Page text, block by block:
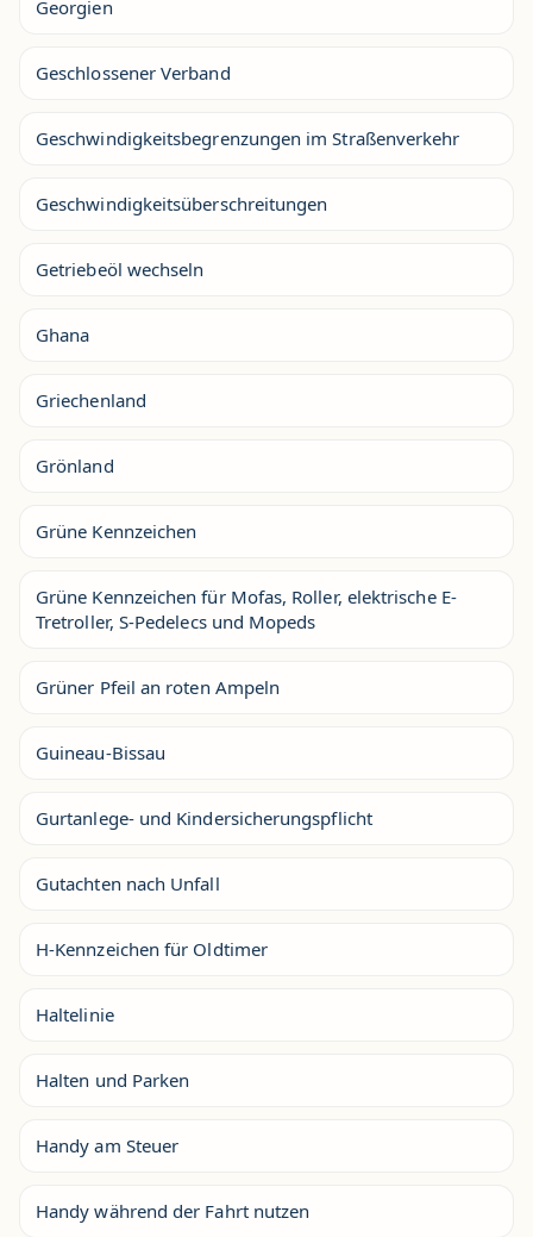
Georgien
Geschlossener Verband
Geschwindigkeitsbegrenzungen im Straßenverkehr
Geschwindigkeitsüberschreitungen
Getriebeöl wechseln
Ghana
Griechenland
Grönland
Grüne Kennzeichen
Grüne Kennzeichen für Mofas, Roller, elektrische E-
Tretroller, S-Pedelecs und Mopeds
Grüner Pfeil an roten Ampeln
Guineau-Bissau
Gurtanlege- und Kindersicherungspflicht
Gutachten nach Unfall
H-Kennzeichen für Oldtimer
Haltelinie
Halten und Parken
Handy am Steuer
Handy während der Fahrt nutzen